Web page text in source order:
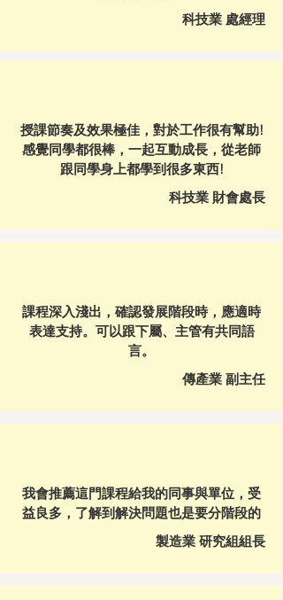
科技業 處經理
授課節奏及效果極佳，對於工作很有幫助!
感覺同學都很棒，一起互動成長，從老師
跟同學身上都學到很多東西!
科技業 財會處長
課程深入淺出，確認發展階段時，應適時
表達支持。可以跟下屬、主管有共同語
言。
傳產業 副主任
我會推薦這門課程給我的同事與單位，受
益良多，了解到解決問題也是要分階段的
製造業 研究組組長